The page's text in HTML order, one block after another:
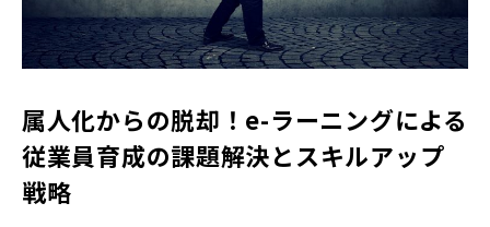
属人化からの脱却！e-ラーニングによる
従業員育成の課題解決とスキルアップ
戦略